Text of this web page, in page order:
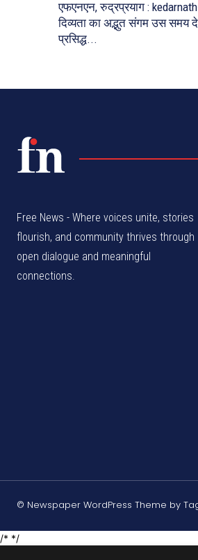
एफएनएन, रुद्रप्रयाग :
दिव्यता का अद्भुत संगम उस समय
प्रसिद्ध...
Free News - Where voices unite, stories
flourish, and community thrives through
open dialogue and meaningful
connections.
© Newspaper WordPress Theme by
/* */